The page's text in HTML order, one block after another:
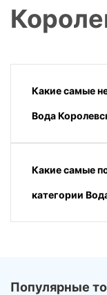
Какие самые
Вода
Какие самые
категории
Популярные